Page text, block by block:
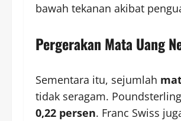
bawah tekanan akibat
Pergerakan Mata Uang
Sementara itu, sejumlah
tidak seragam.
0,22 persen. Franc Swiss